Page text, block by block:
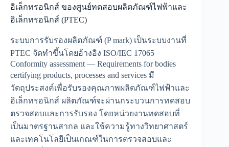
อิเล็กทรอนิกส์ ของศูนย์ทดสอบผลิตภัณฑ์ไฟฟ้าและ
อิเล็กทรอนิกส์ (PTEC)
ระบบการรับรองผลิตภัณฑ์ (P mark) เป็นระบบงานที่
PTEC จัดทำขึ้นโดยอ้างอิง ISO/IEC 17065
Conformity assessment — Requirements for bodies
certifying products, processes and services มี
วัตถุประสงค์เพื่อรับรองคุณภาพผลิตภัณฑ์ไฟฟ้าและ
อิเล็กทรอนิกส์ ผลิตภัณฑ์จะผ่านกระบวนการทดสอบ
ตรวจสอบและการรับรอง โดยหน่วยงานทดสอบที่
เป็นมาตรฐานสากล และใช้ความรู้ทางวิทยาศาสตร์
และเทคโนโลยีเป็นเกณฑ์ในการตรวจสอบและ